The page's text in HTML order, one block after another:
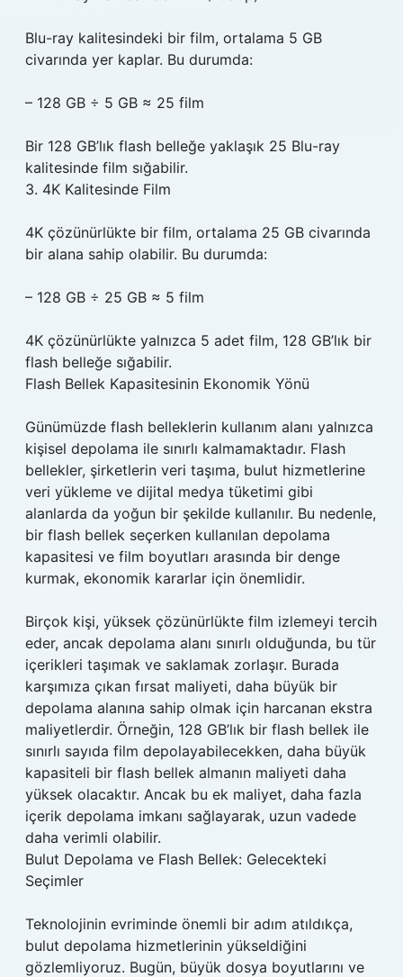
Blu-ray kalitesindeki bir film, ortalama 5 GB
civarında yer kaplar. Bu durumda:
– 128 GB ÷ 5 GB ≈ 25 film
Bir 128 GB’lık flash belleğe yaklaşık 25 Blu-ray
kalitesinde film sığabilir.
3. 4K Kalitesinde Film
4K çözünürlükte bir film, ortalama 25 GB civarında
bir alana sahip olabilir. Bu durumda:
– 128 GB ÷ 25 GB ≈ 5 film
4K çözünürlükte yalnızca 5 adet film, 128 GB’lık bir
flash belleğe sığabilir.
Flash Bellek Kapasitesinin Ekonomik Yönü
Günümüzde flash belleklerin kullanım alanı yalnızca
kişisel depolama ile sınırlı kalmamaktadır. Flash
bellekler, şirketlerin veri taşıma, bulut hizmetlerine
veri yükleme ve dijital medya tüketimi gibi
alanlarda da yoğun bir şekilde kullanılır. Bu nedenle,
bir flash bellek seçerken kullanılan depolama
kapasitesi ve film boyutları arasında bir denge
kurmak, ekonomik kararlar için önemlidir.
Birçok kişi, yüksek çözünürlükte film izlemeyi tercih
eder, ancak depolama alanı sınırlı olduğunda, bu tür
içerikleri taşımak ve saklamak zorlaşır. Burada
karşımıza çıkan fırsat maliyeti, daha büyük bir
depolama alanına sahip olmak için harcanan ekstra
maliyetlerdir. Örneğin, 128 GB’lık bir flash bellek ile
sınırlı sayıda film depolayabilecekken, daha büyük
kapasiteli bir flash bellek almanın maliyeti daha
yüksek olacaktır. Ancak bu ek maliyet, daha fazla
içerik depolama imkanı sağlayarak, uzun vadede
daha verimli olabilir.
Bulut Depolama ve Flash Bellek: Gelecekteki
Seçimler
Teknolojinin evriminde önemli bir adım atıldıkça,
bulut depolama hizmetlerinin yükseldiğini
gözlemliyoruz. Bugün, büyük dosya boyutlarını ve